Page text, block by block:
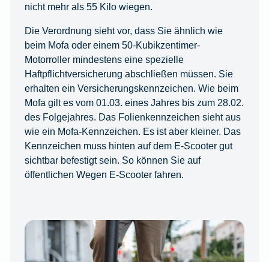
nicht mehr als 55 Kilo wiegen.
Die Verordnung sieht vor, dass Sie ähnlich wie
beim Mofa oder einem 50-Kubikzentimer-
Motorroller mindestens eine spezielle
Haftpflichtversicherung abschließen müssen. Sie
erhalten ein Versicherungskennzeichen. Wie beim
Mofa gilt es vom 01.03. eines Jahres bis zum 28.02.
des Folgejahres. Das Folienkennzeichen sieht aus
wie ein Mofa-Kennzeichen. Es ist aber kleiner. Das
Kennzeichen muss hinten auf dem E-Scooter gut
sichtbar befestigt sein. So können Sie auf
öffentlichen Wegen E-Scooter fahren.